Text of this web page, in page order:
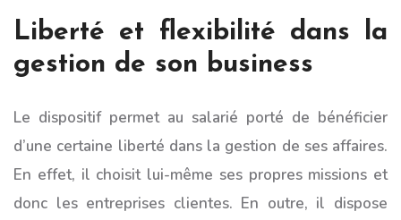
Liberté et flexibilité dans la
gestion de son business
Le dispositif permet au salarié porté de bénéficier
d’une certaine liberté dans la gestion de ses affaires.
En effet, il choisit lui-même ses propres missions et
donc les entreprises clientes. En outre, il dispose